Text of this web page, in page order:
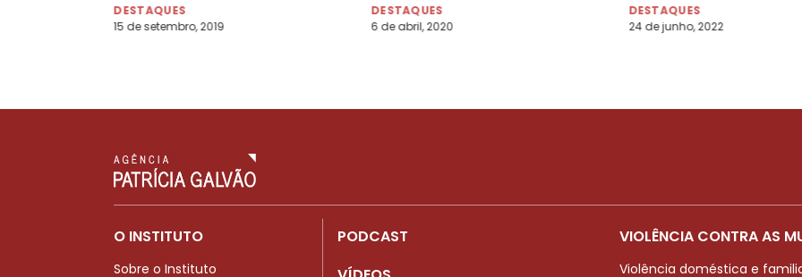
DESTAQUES
15 de setembro, 2019
DESTAQUES
6 de abril, 2020
DESTAQUES
24 de junho, 2022
O INSTITUTO
Sobre o Instituto
PODCAST
VIOLÊNCIA CONTRA AS
Violência doméstica e